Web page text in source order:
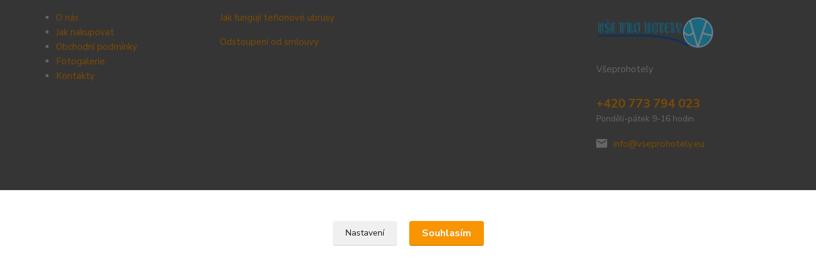
O nás
Jak nakupovat
Obchodní podmínky
Fotogalerie
Kontakty
Jak fungují teflonové ubrusy
Odstoupení od smlouvy
Všeprohotely
+420 773 794 023
Pondělí-pátek 9-16 hodin
info@vseprohotely.eu
Upravit sběr cookies.
Nastavení Souhlasím